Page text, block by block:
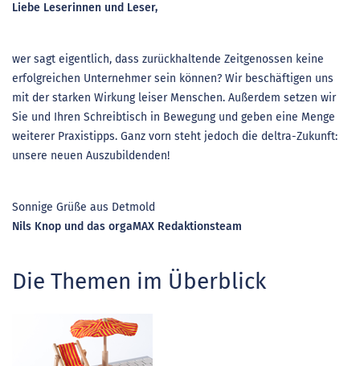
Liebe Leserinnen und Leser,
wer sagt eigentlich, dass zurückhaltende Zeitgenossen keine
erfolgreichen Unternehmer sein können? Wir beschäftigen uns
mit der starken Wirkung leiser Menschen. Außerdem setzen wir
Sie und Ihren Schreibtisch in Bewegung und geben eine Menge
weiterer Praxistipps. Ganz vorn steht jedoch die deltra-Zukunft:
unsere neuen Auszubildenden!
Sonnige Grüße aus Detmold
Nils Knop und das orgaMAX Redaktionsteam
Die Themen im Überblick